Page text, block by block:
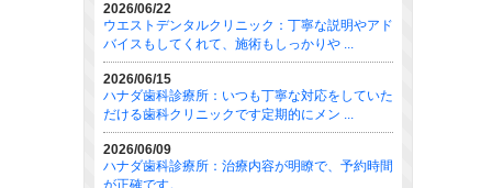
2026/06/22
ウエストデンタルクリニック：丁寧な説明やアド
バイスもしてくれて、施術もしっかりや ...
2026/06/15
ハナダ歯科診療所：いつも丁寧な対応をしていた
だける歯科クリニックです定期的にメン ...
2026/06/09
ハナダ歯科診療所：治療内容が明瞭で、予約時間